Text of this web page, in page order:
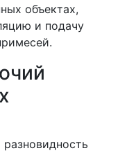
объектах,
и подачу